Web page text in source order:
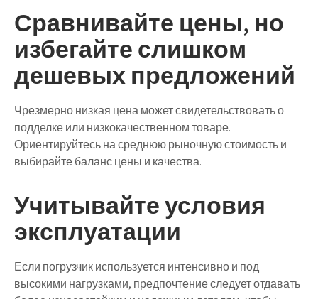
Сравнивайте цены, но
избегайте слишком
дешевых предложений
Чрезмерно низкая цена может свидетельствовать о
подделке или низкокачественном товаре.
Ориентируйтесь на среднюю рыночную стоимость и
выбирайте баланс цены и качества.
Учитывайте условия
эксплуатации
Если погрузчик используется интенсивно и под
высокими нагрузками, предпочтение следует отдавать